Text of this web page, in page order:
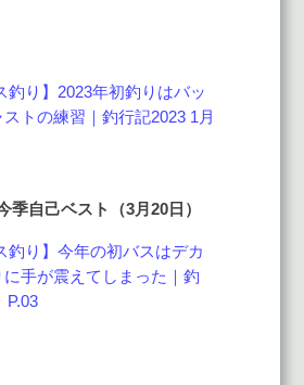
釣り】2023年初釣りはバッ
トの練習｜釣行記2023 1月
季自己ベスト（3月20日）
釣り】今年の初バスはデカ
に手が震えてしまった｜釣
P.03